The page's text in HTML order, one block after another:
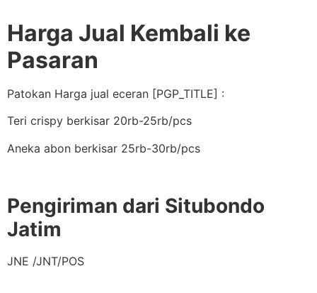
Harga Jual Kembali ke
Pasaran
Patokan Harga jual eceran [PGP_TITLE] :
Teri crispy berkisar 20rb-25rb/pcs
Aneka abon berkisar 25rb-30rb/pcs
Pengiriman dari Situbondo
Jatim
JNE /JNT/POS